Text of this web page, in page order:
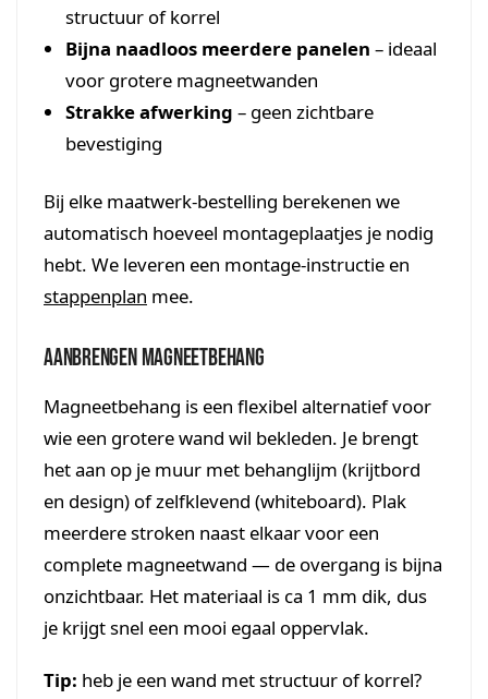
structuur of korrel
Bijna naadloos meerdere panelen – ideaal
voor grotere magneetwanden
Strakke afwerking – geen zichtbare
bevestiging
Bij elke maatwerk-bestelling berekenen we
automatisch hoeveel montageplaatjes je nodig
hebt. We leveren een montage-instructie en
stappenplan mee.
Aanbrengen magneetbehang
Magneetbehang is een flexibel alternatief voor
wie een grotere wand wil bekleden. Je brengt
het aan op je muur met behanglijm (krijtbord
en design) of zelfklevend (whiteboard). Plak
meerdere stroken naast elkaar voor een
complete magneetwand — de overgang is bijna
onzichtbaar. Het materiaal is ca 1 mm dik, dus
je krijgt snel een mooi egaal oppervlak.
Tip: heb je een wand met structuur of korrel?